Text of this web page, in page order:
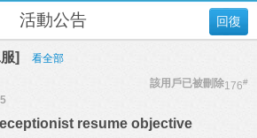
回復
活動公告
] 看全部
176#
該用戶已被刪除
resume objective